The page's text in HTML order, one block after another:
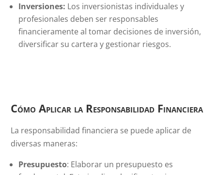
Inversiones: Los inversionistas individuales y
profesionales deben ser responsables
financieramente al tomar decisiones de inversión,
diversificar su cartera y gestionar riesgos.
Cómo Aplicar la Responsabilidad Financiera
La responsabilidad financiera se puede aplicar de
diversas maneras:
Presupuesto: Elaborar un presupuesto es